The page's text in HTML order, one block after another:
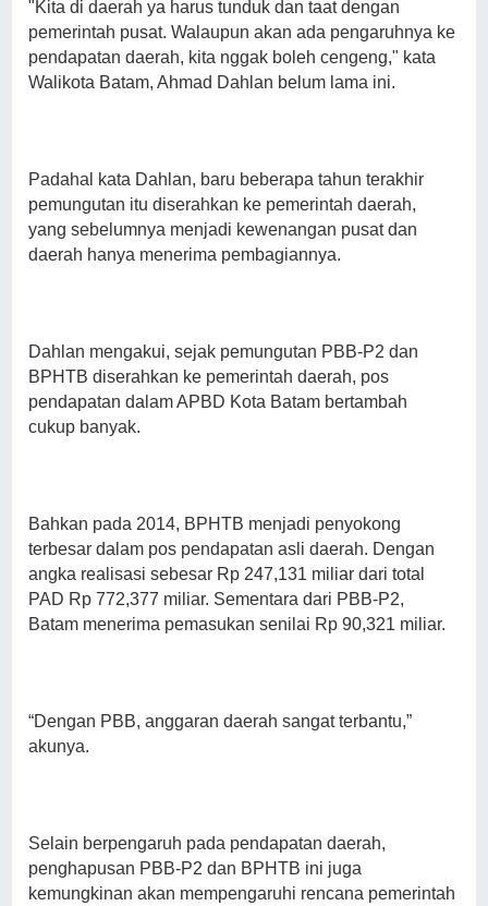
"Kita di daerah ya harus tunduk dan taat dengan
pemerintah pusat. Walaupun akan ada pengaruhnya ke
pendapatan daerah, kita nggak boleh cengeng," kata
Walikota Batam, Ahmad Dahlan belum lama ini.
Padahal kata Dahlan, baru beberapa tahun terakhir
pemungutan itu diserahkan ke pemerintah daerah,
yang sebelumnya menjadi kewenangan pusat dan
daerah hanya menerima pembagiannya.
Dahlan mengakui, sejak pemungutan PBB-P2 dan
BPHTB diserahkan ke pemerintah daerah, pos
pendapatan dalam APBD Kota Batam bertambah
cukup banyak.
Bahkan pada 2014, BPHTB menjadi penyokong
terbesar dalam pos pendapatan asli daerah. Dengan
angka realisasi sebesar Rp 247,131 miliar dari total
PAD Rp 772,377 miliar. Sementara dari PBB-P2,
Batam menerima pemasukan senilai Rp 90,321 miliar.
“Dengan PBB, anggaran daerah sangat terbantu,”
akunya.
Selain berpengaruh pada pendapatan daerah,
penghapusan PBB-P2 dan BPHTB ini juga
kemungkinan akan mempengaruhi rencana pemerintah